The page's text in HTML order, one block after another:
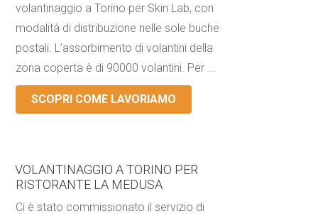
volantinaggio a Torino per Skin Lab, con
modalità di distribuzione nelle sole buche
postali. L’assorbimento di volantini della
zona coperta è di 90000 volantini. Per ...
SCOPRI COME LAVORIAMO
VOLANTINAGGIO A TORINO PER
RISTORANTE LA MEDUSA
Ci è stato commissionato il servizio di